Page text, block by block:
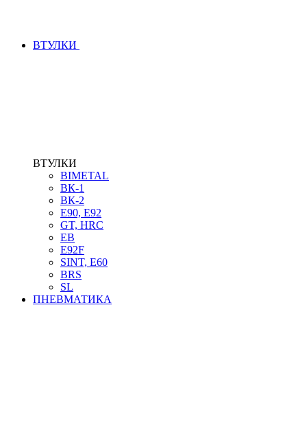
ВТУЛКИ
ВТУЛКИ
BIMETAL
ВК-1
ВК-2
Е90, E92
GT, HRC
EB
Е92F
SINT, E60
BRS
SL
ПНЕВМАТИКА